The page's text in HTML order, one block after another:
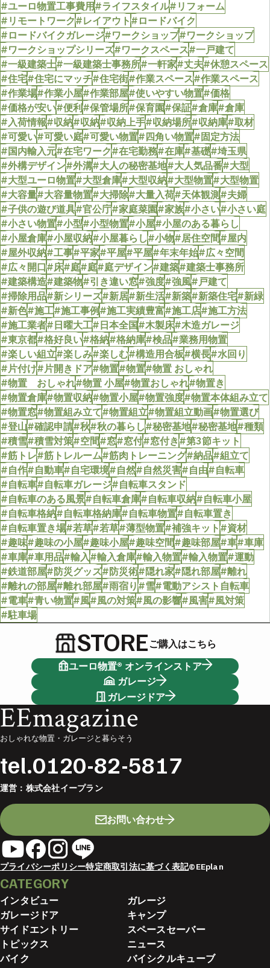
#ユーロ物置工事費用#ライフスタイル#リフォーム
#リモートワーク#レイアウト#ロードバイク
#ロードバイクガレージ#ワークショップ#ワークショップ
#ワークショップシリーズ#ワークスペース#一戸建て
#一級建築士#一級建築士事務所#一軒家#丈夫#休憩スペース
#住宅#住宅にマッチ#住宅街#作業スペース#作業スペース
#作業場#作業小屋#作業部屋#使いやすい物置#価格
#価格が安い#便利#保管場所#保育園#保証#倉庫#倉庫
#入荷情報#収納#収納#収納上手#収納場所#収納庫#取材
#可愛い#可愛い庭#可愛い物置#四角い物置#固定方法
#国内輸入元#在宅ワーク#在宅勤務#在庫#基礎#埼玉県
#外構デザイン#外溝#大人の秘密基地#大人気品番#大型
#大型ユーロ物置#大型倉庫#大型収納#大型物置#大型物置
#大容量#大容量物置#大掃除#大量入荷#天体観測#夫婦
#子供の遊び道具#官公庁#家庭菜園#家族#小さい#小さい庭
#小さい物置#小型#小型物置#小屋#小屋のある暮らし
#小屋倉庫#小屋収納#小屋暮らし#小物#居住空間#屋内
#屋外収納#工事#平家#平屋#平屋#年末年始#広々空間
#広々開口#床#庭#庭#庭デザイン#建築#建築士事務所
#建築構造#建築物#引き違い窓#強度#強風#戸建て
#掃除用品#新シリーズ#新居#新生活#新築#新築住宅#新緑
#新色#施工#施工事例#施工実績豊富#施工店#施工方法
#施工業者#日曜大工#日本全国#木製床#木造ガレージ
#東京都#格好良い#格納#格納庫#検品#業務用物置
#楽しい組立#楽しみ#楽しむ#構造用合板#横長#水回り
#片付け#片開きドア#物置#物置#物置 おしゃれ
#物置 おしゃれ#物置 小屋#物置おしゃれ#物置き
#物置倉庫#物置収納#物置小屋#物置強度#物置本体組み立て
#物置窓#物置組み立て#物置組立#物置組立動画#物置選び
#登山#確認申請#秋#秋の暮らし#秘密基地#秘密基地#種類
#積雪#積雪対策#空間#窓#窓付#窓付き#第3節キット
#筋トレ#筋トレルーム#筋肉トレーニング#納品#組立て
#自作#自動車#自宅環境#自然#自然災害#自由#自転車
#自転車#自転車ガレージ#自転車スタンド
#自転車のある風景#自転車倉庫#自転車収納#自転車小屋
#自転車格納#自転車格納庫#自転車物置#自転車置き
#自転車置き場#若草#若草#薄型物置#補強キット#資材
#趣味#趣味の小屋#趣味小屋#趣味空間#趣味部屋#車#車庫
#車庫#車用品#輸入#輸入倉庫#輸入物置#輸入物置#運動
#鉄道部屋#防災グッズ#防災術#隠れ家#隠れ部屋#離れ
#離れの部屋#離れ部屋#雨宿り#雪#電動アシスト自転車
#電車#青い物置#風#風の対策#風の影響#風害#風対策
#駐車場
STOREご購入はこちら
ユーロ物置® オンラインストア
ガレージ
ガレージドア
EEmagazine
おしゃれな物置・ガレージと暮らそう
tel.0120-82-5817
運営： 株式会社イープラン
お問い合わせ
プライバシーポリシー特定商取引法に基づく表記©EEplan
CATEGORY
インタビュー
ガレージ
ガレージドア
キャンプ
サイドエントリー
スペースセーバー
トピックス
ニュース
バイク
バイシクルキューブ